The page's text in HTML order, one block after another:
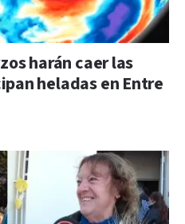
harán caer las
heladas en Entre